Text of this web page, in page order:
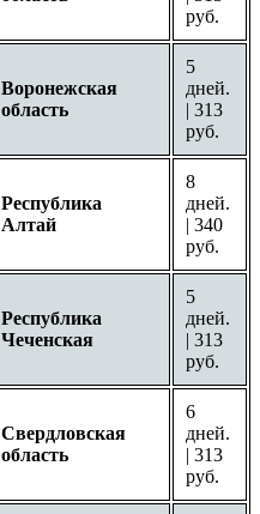
руб.
Воронежская
область
5
дней.
| 313
руб.
Республика
Алтай
8
дней.
| 340
руб.
Республика
Чеченская
5
дней.
| 313
руб.
Свердловская
область
6
дней.
| 313
руб.